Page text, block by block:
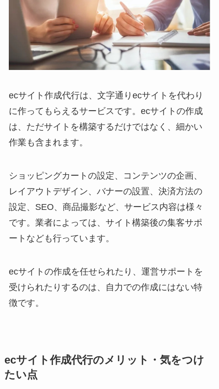
ecサイト作成代行は、文字通りecサイトを代わり
に作ってもらえるサービスです。ecサイトの作成
は、ただサイトを構築するだけではなく、細かい
作業も含まれます。
ショッピングカートの設定、コンテンツの企画、
レイアウトデザイン、バナーの設置、決済方法の
設定、SEO、商品撮影など、サービス内容は様々
です。業者によっては、サイト構築後の集客サポ
ートなども行っています。
ecサイトの作成を任せられたり、運営サポートを
受けられたりするのは、自力での作成にはない特
徴です。
ecサイト作成代行のメリット・気をつけ
たい点